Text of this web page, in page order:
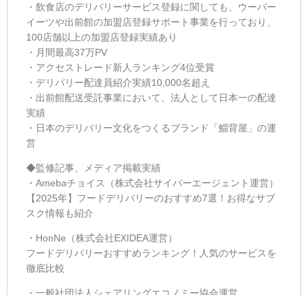
・飲食店のデリバリーサービス登録に関しても、ウーバー
イーツや出前館の加盟店登録サポート事業を行っており、
100店舗以上の加盟店登録実績あり
・月間最高37万PV
・アクセストレード新人ランキング4位受賞
・デリバリー配達員紹介実績10,000名超え
・出前館配送受託事業において、法人として日本一の配達
実績
・日本のデリバリー文化をつくるブランド「 鯔背屋 」の運
営
◆監修記事、メディア掲載実績
・Amebaチョイス（株式会社サイバーエージェント運営）
【2025年】フードデリバリーのおすすめ7選！お得なサブ
スク情報も紹介
・HonNe（株式会社EXIDEA運営）
フードデリバリーおすすめランキング！人気のサービスを
徹底比較